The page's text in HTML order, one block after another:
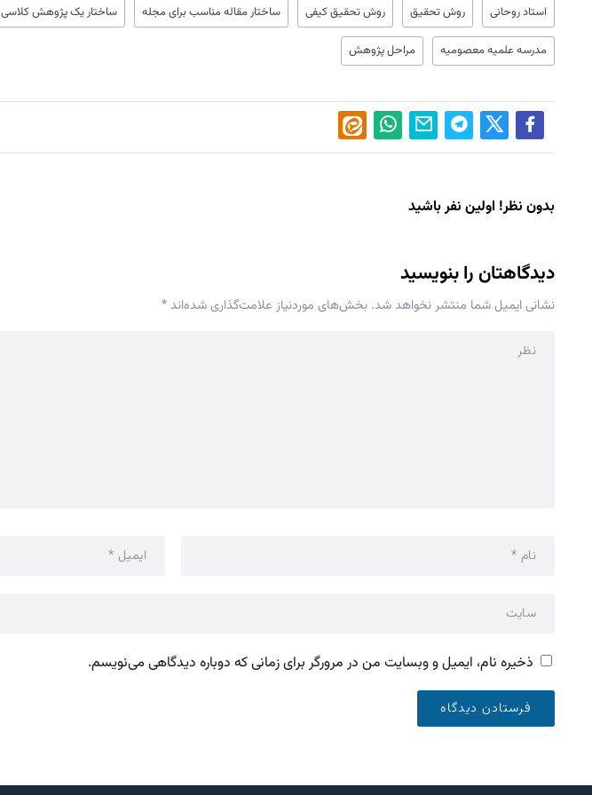
استاد روحانی روش تحقیق روش تحقیق کیفی ساختار مقاله مناسب برای مجله ساختار یک پژوهش کلاسی
مدرسه علمیه معصومیه مراحل پژوهش
بدون نظر! اولین نفر باشید
دیدگاهتان را بنویسید
نشانی ایمیل شما منتشر نخواهد شد. بخش‌های موردنیاز علامت‌گذاری شده‌اند*
ذخیره نام، ایمیل و وبسایت من در مرورگر برای زمانی که دوباره دیدگاهی می‌نویسم.